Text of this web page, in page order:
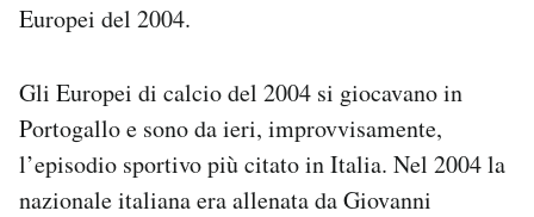
Area Personale
Notifiche mobile
Regala il Post
Europei del 2004.
Gli Europei di calcio del 2004 si giocavano in
Portogallo e sono da ieri, improvvisamente,
l’episodio sportivo più citato in Italia. Nel 2004 la
nazionale italiana era allenata da Giovanni